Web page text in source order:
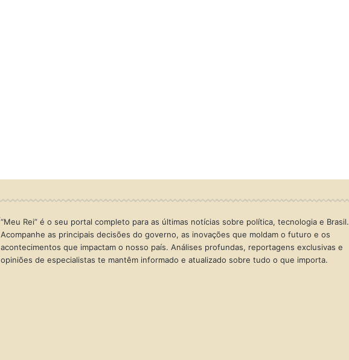
“Meu Rei” é o seu portal completo para as últimas notícias sobre política, tecnologia e Brasil.
Acompanhe as principais decisões do governo, as inovações que moldam o futuro e os
acontecimentos que impactam o nosso país. Análises profundas, reportagens exclusivas e
opiniões de especialistas te mantêm informado e atualizado sobre tudo o que importa.